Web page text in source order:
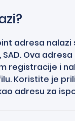
adresa nalazi
Ova
registracije i
Koristite je
adresu za